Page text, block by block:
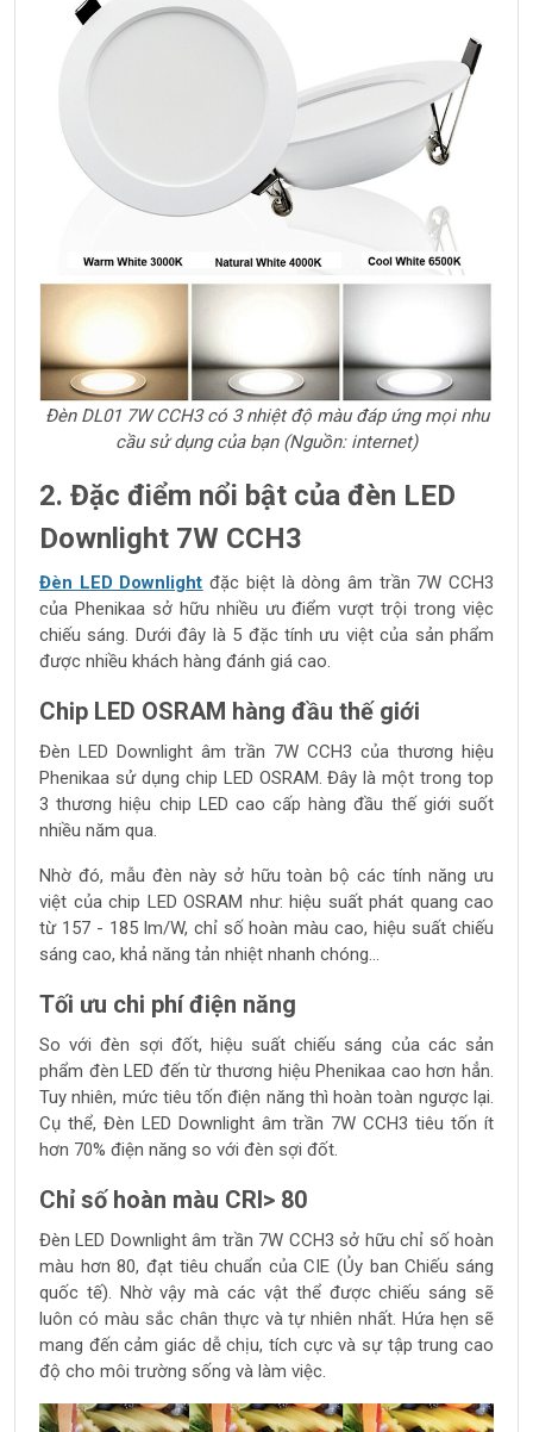
Đèn DL01 7W CCH3 có 3 nhiệt độ màu đáp ứng mọi nhu
cầu sử dụng của bạn (Nguồn: internet)
2. Đặc điểm nổi bật của đèn LED
Downlight 7W CCH3
Đèn LED Downlight đặc biệt là dòng âm trần 7W CCH3
của Phenikaa sở hữu nhiều ưu điểm vượt trội trong việc
chiếu sáng. Dưới đây là 5 đặc tính ưu việt của sản phẩm
được nhiều khách hàng đánh giá cao.
Chip LED OSRAM hàng đầu thế giới
Đèn LED Downlight âm trần 7W CCH3 của thương hiệu
Phenikaa sử dụng chip LED OSRAM. Đây là một trong top
3 thương hiệu chip LED cao cấp hàng đầu thế giới suốt
nhiều năm qua.
Nhờ đó, mẫu đèn này sở hữu toàn bộ các tính năng ưu
việt của chip LED OSRAM như: hiệu suất phát quang cao
từ 157 - 185 lm/W, chỉ số hoàn màu cao, hiệu suất chiếu
sáng cao, khả năng tản nhiệt nhanh chóng…
Tối ưu chi phí điện năng
So với đèn sợi đốt, hiệu suất chiếu sáng của các sản
phẩm đèn LED đến từ thương hiệu Phenikaa cao hơn hẳn.
Tuy nhiên, mức tiêu tốn điện năng thì hoàn toàn ngược lại.
Cụ thể, Đèn LED Downlight âm trần 7W CCH3 tiêu tốn ít
hơn 70% điện năng so với đèn sợi đốt.
Chỉ số hoàn màu CRI> 80
Đèn LED Downlight âm trần 7W CCH3 sở hữu chỉ số hoàn
màu hơn 80, đạt tiêu chuẩn của CIE (Ủy ban Chiếu sáng
quốc tế). Nhờ vậy mà các vật thể được chiếu sáng sẽ
luôn có màu sắc chân thực và tự nhiên nhất. Hứa hẹn sẽ
mang đến cảm giác dễ chịu, tích cực và sự tập trung cao
độ cho môi trường sống và làm việc.